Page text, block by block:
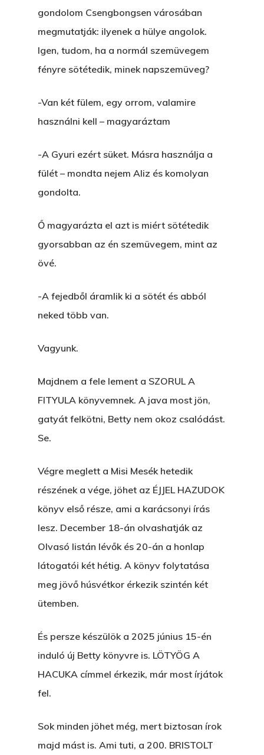
gondolom Csengbongsen városában
megmutatják: ilyenek a hülye angolok.
Igen, tudom, ha a normál szemüvegem
fényre sötétedik, minek napszemüveg?
-Van két fülem, egy orrom, valamire
használni kell – magyaráztam
-A Gyuri ezért süket. Másra használja a
fülét – mondta nejem Aliz és komolyan
gondolta.
Ő magyarázta el azt is miért sötétedik
gyorsabban az én szemüvegem, mint az
övé.
-A fejedből áramlik ki a sötét és abból
neked több van.
Vagyunk.
Majdnem a fele lement a SZORUL A
FITYULA könyvemnek. A java most jön,
gatyát felkötni, Betty nem okoz csalódást.
Se.
Végre meglett a Misi Mesék hetedik
részének a vége, jöhet az ÉJJEL HAZUDOK
könyv első része, ami a karácsonyi írás
lesz. December 18-án olvashatják az
Olvasó listán lévők és 20-án a honlap
látogatói két hétig. A könyv folytatása
meg jövő húsvétkor érkezik szintén két
ütemben.
És persze készülök a 2025 június 15-én
induló új Betty könyvre is. LÖTYÖG A
HACUKA címmel érkezik, már most írjátok
fel.
Sok minden jöhet még, mert biztosan írok
majd mást is. Ami tuti, a 200. BRISTOLT